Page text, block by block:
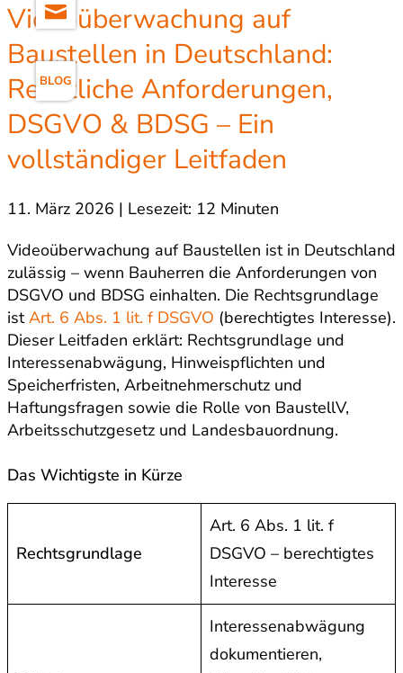
BLOG
Videoüberwachung auf
Baustellen in Deutschland:
Rechtliche Anforderungen,
DSGVO & BDSG – Ein
vollständiger Leitfaden
11. März 2026 | Lesezeit: 12 Minuten
Videoüberwachung auf Baustellen ist in Deutschland
zulässig – wenn Bauherren die Anforderungen von
DSGVO und BDSG einhalten. Die Rechtsgrundlage
istArt. 6 Abs. 1 lit. f DSGVO (berechtigtes Interesse).
Dieser Leitfaden erklärt: Rechtsgrundlage und
Interessenabwägung, Hinweispflichten und
Speicherfristen, Arbeitnehmerschutz und
Haftungsfragen sowie die Rolle von BaustellV,
Arbeitsschutzgesetz und Landesbauordnung.
Das Wichtigste in Kürze
Rechtsgrundlage
Art. 6 Abs. 1 lit. f
DSGVO – berechtigtes
Interesse
Interessenabwägung
dokumentieren,